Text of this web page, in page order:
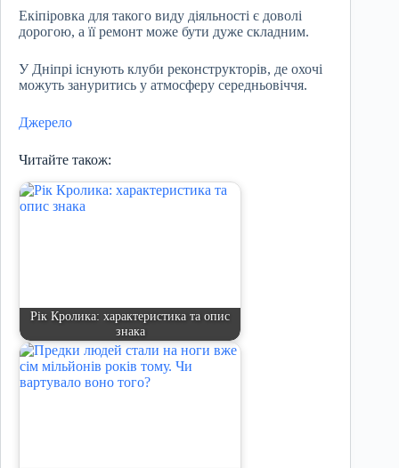
Екіпіровка для такого виду діяльності є доволі
дорогою, а її ремонт може бути дуже складним.
У Дніпрі існують клуби реконструкторів, де охочі
можуть зануритись у атмосферу середньовіччя.
Джерело
Читайте також:
Рік Кролика: характеристика та опис
знака